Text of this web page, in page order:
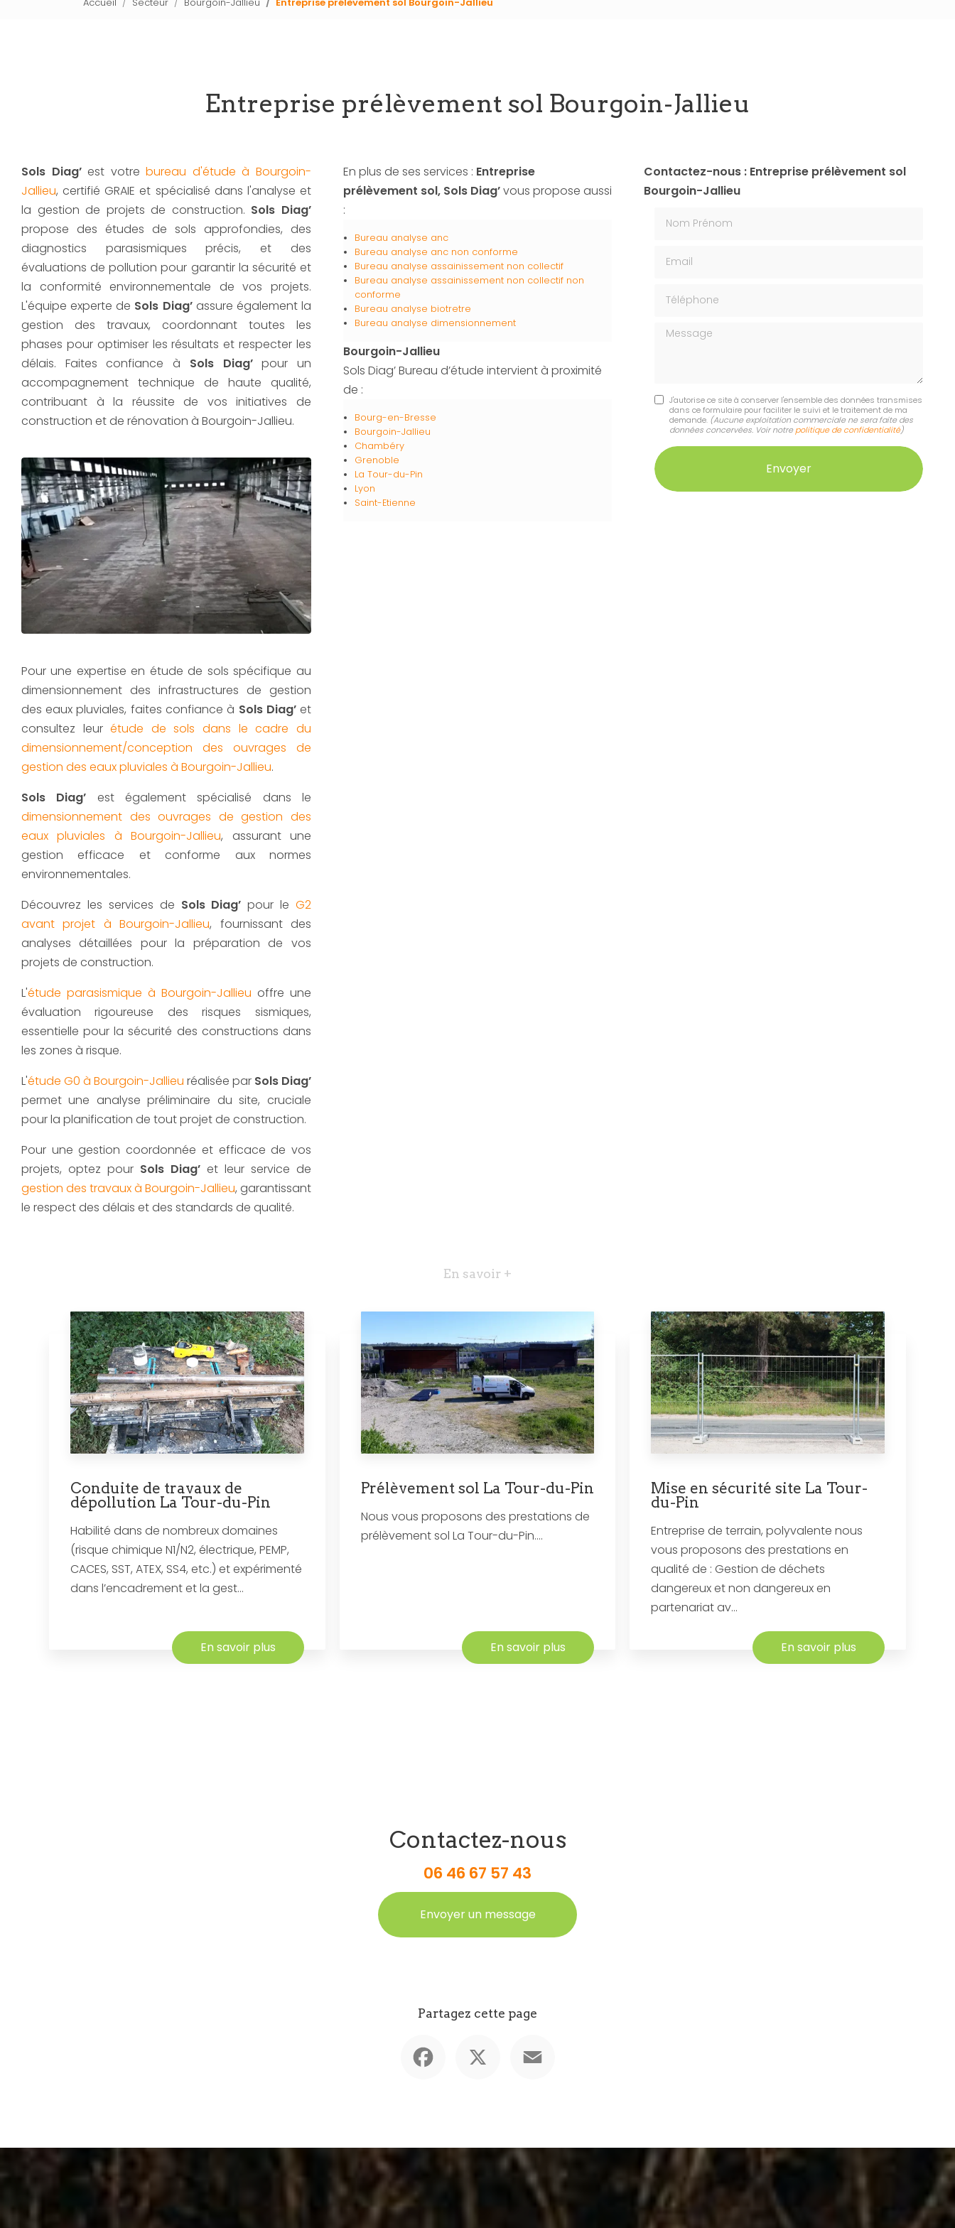
Entreprise prélèvement sol Bourgoin-Jallieu
Sols Diag’est votrebureau d'étude à Bourgoin-
Jallieu, certifié GRAIE et spécialisé dans l'analyse et
la gestion de projets de construction. Sols Diag’
propose des études de sols approfondies, des
diagnostics parasismiques précis, et des
évaluations de pollution pour garantir la sécurité et
la conformité environnementale de vos projets.
L'équipe experte de Sols Diag’assure également la
gestion des travaux, coordonnant toutes les
phases pour optimiser les résultats et respecter les
délais. Faites confiance à Sols Diag’pour un
accompagnement technique de haute qualité,
contribuant à la réussite de vos initiatives de
construction et de rénovation à Bourgoin-Jallieu.
Pour une expertise en étude de sols spécifique au
dimensionnement des infrastructures de gestion
des eaux pluviales, faites confiance à Sols Diag’et
consultez leurétude de sols dans le cadre du
dimensionnement/conception des ouvrages de
gestion des eaux pluviales à Bourgoin-Jallieu.
Sols Diag’ est également spécialisé dans le
dimensionnement des ouvrages de gestion des
eaux pluviales à Bourgoin-Jallieu, assurant une
gestion efficace et conforme aux normes
environnementales.
Découvrez les services de Sols Diag’ pour le G2
avant projet à Bourgoin-Jallieu, fournissant des
analyses détaillées pour la préparation de vos
projets de construction.
L'étude parasismique à Bourgoin-Jallieu offre une
évaluation rigoureuse des risques sismiques,
essentielle pour la sécurité des constructions dans
les zones à risque.
L'étude G0 à Bourgoin-Jallieu réalisée par Sols Diag’
permet une analyse préliminaire du site, cruciale
pour la planification de tout projet de construction.
Pour une gestion coordonnée et efficace de vos
projets, optez pour Sols Diag’ et leur service de
gestion des travaux à Bourgoin-Jallieu, garantissant
le respect des délais et des standards de qualité.
En plus de ses services : Entreprise
prélèvement sol, Sols Diag’vous propose aussi
:
Bureau analyse anc
Bureau analyse anc non conforme
Bureau analyse assainissement non collectif
Bureau analyse assainissement non collectif non
conforme
Bureau analyse biotretre
Bureau analyse dimensionnement
Bourgoin-Jallieu
Sols Diag’ Bureau d’étude intervient à proximité
de :
Bourg-en-Bresse
Bourgoin-Jallieu
Chambéry
Grenoble
La Tour-du-Pin
Lyon
Saint-Etienne
Contactez-nous : Entreprise prélèvement sol
Bourgoin-Jallieu
Nom Prénom
Email
Téléphone
Message
J'autorise ce site à conserver l'ensemble des données transmises
dans ce formulaire pour faciliter le suivi et le traitement de ma
demande. (Aucune exploitation commerciale ne sera faite des
données concervées. Voir notre politique de confidentialité)
En savoir +
Conduite de travaux de
dépollution La Tour-du-Pin
Habilité dans de nombreux domaines
(risque chimique N1/N2, électrique, PEMP,
CACES, SST, ATEX, SS4, etc.) et expérimenté
dans l’encadrement et la gest...
En savoir plus
Prélèvement sol La Tour-du-Pin
Nous vous proposons des prestations de
prélèvement sol La Tour-du-Pin....
En savoir plus
Mise en sécurité site La Tour-
du-Pin
Entreprise de terrain, polyvalente nous
vous proposons des prestations en
qualité de : Gestion de déchets
dangereux et non dangereux en
partenariat av...
En savoir plus
Contactez-nous
06 46 67 57 43
Envoyer un message
Partagez cette page